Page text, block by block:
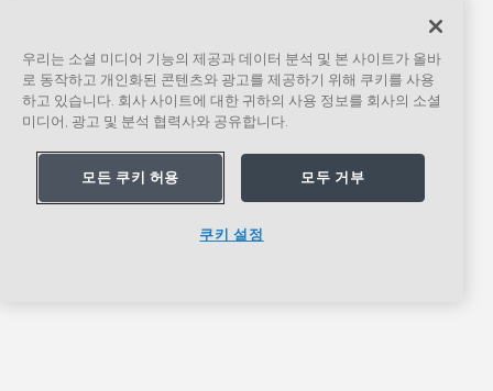
우리는 소셜 미디어 기능의 제공과 데이터 분석 및 본 사이트가 올바
로 동작하고 개인화된 콘텐츠와 광고를 제공하기 위해 쿠키를 사용
하고 있습니다. 회사 사이트에 대한 귀하의 사용 정보를 회사의 소셜
미디어, 광고 및 분석 협력사와 공유합니다.
모든 쿠키 허용 모두 거부
쿠키 설정